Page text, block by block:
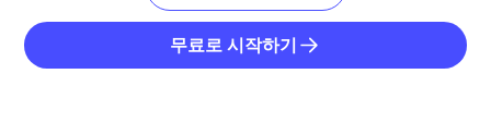
무료로 시작하기